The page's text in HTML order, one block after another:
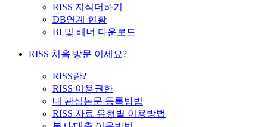
RISS 지식더하기
DB연계 현황
BI 및 배너 다운로드
RISS 처음 방문 이세요?
RISS란?
RISS 이용권한
내 관심논문 등록방법
RISS 자료 유형별 이용방법